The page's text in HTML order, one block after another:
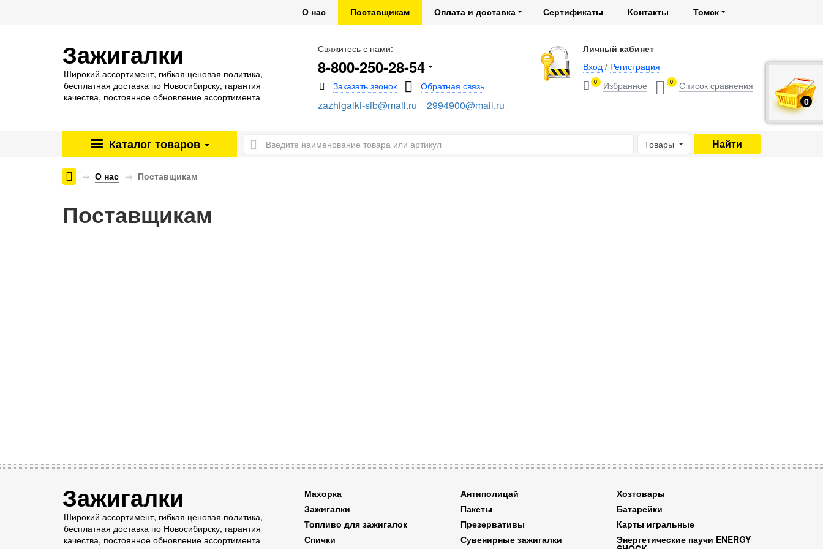
О нас Поставщикам Оплата и доставка Сертификаты Контакты Томск
Зажигалки
Широкий ассортимент, гибкая ценовая политика,
бесплатная доставка по Новосибирску, гарантия
качества, постоянное обновление ассортимента
Свяжитесь с нами:
8-800-250-28-54
zazhigalki-sib@mail.ru 2994900@mail.ru
Личный кабинет
Вход / Регистрация
0 0
Каталог товаров Товары
О нас Поставщикам
Поставщикам
0
руб.
Зажигалки
Широкий ассортимент, гибкая ценовая политика,
бесплатная доставка по Новосибирску, гарантия
качества, постоянное обновление ассортимента
Махорка Антиполицай
Хозтовары
Зажигалки
Пакеты
Батарейки
Топливо для зажигалок
Презервативы
Карты игральные
Спички
Сувенирные зажигалки Энергетические паучи ENERGY